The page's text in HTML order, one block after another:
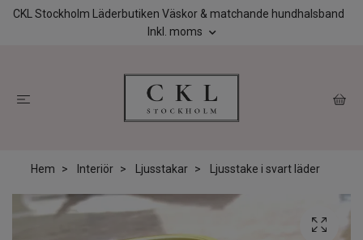
CKL Stockholm Läderbutiken Väskor & matchande hundhalsband
Inkl. moms
Hem Interiör Ljusstakar Ljusstake i svart läder